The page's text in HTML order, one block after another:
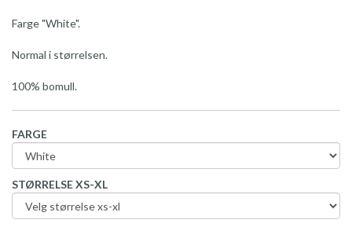
Farge "White".
Normal i størrelsen.
100% bomull.
FARGE
STØRRELSE XS-XL